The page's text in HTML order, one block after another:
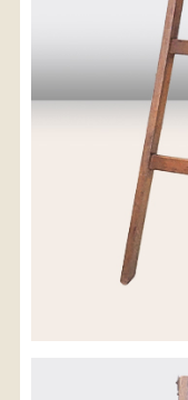
お届け先、送
店舗